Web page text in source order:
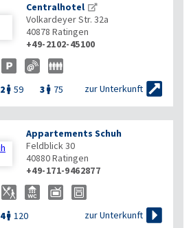
Centralhotel
Volkardeyer Str. 32a
40878 Ratingen
+49-2102-45100
2  59 3  75 zur Unterkunft 
Appartements Schuh
Feldblick 30
40880Ratingen
+49-171-9462877
4 120 zur Unterkunft 